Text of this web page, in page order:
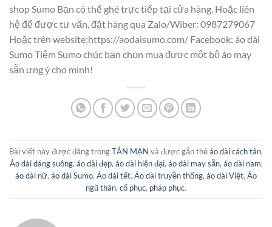
shop Sumo Bạn có thể ghé trực tiếp tại cửa hàng. Hoặc liên
hệ để được tư vấn, đặt hàng qua Zalo/Wiber: 0987279067
Hoặc trên website:https://aodaisumo.com/ Facebook: áo dài
Sumo Tiệm Sumo chúc bạn chọn mua được một bộ áo may
sẵn ưng ý cho mình!
Bài viết này được đăng trongTẢN MẠN và được gắn thẻáo dài cách tân,
Áo dài dáng suông, áo dài đẹp, áo dài hiện đại, áo dài may sẵn, áo dài nam,
áo dài nữ, áo dài Sumo, Áo dài tết, Áo dài truyền thống, áo dài Việt, Áo
ngũ thân, cổ phục, pháp phục.